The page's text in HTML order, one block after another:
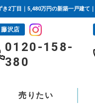
2丁目｜5,480万円の新築一戸建て
藤沢店
0120-158-
380
売りたい